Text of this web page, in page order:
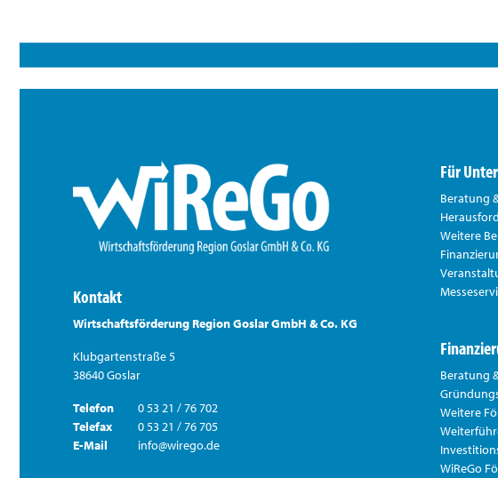
Kontakt
Wirtschaftsförderung Region Goslar GmbH & Co. KG
Klubgartenstraße 5
38640 Goslar
Telefon
0 53 21 / 76 702
Telefax
0 53 21 / 76 705
E-Mail
info@wirego.de
Für
Beratung
Weitere
Beratung
Weitere
WiReGo